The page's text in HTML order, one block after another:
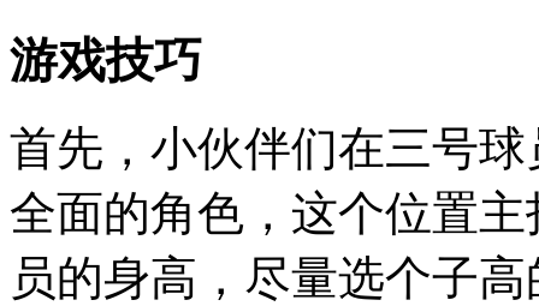
游戏技巧
首先，小伙伴们在三号
全面的角色，这个位置
员的身高，尽量选个子高